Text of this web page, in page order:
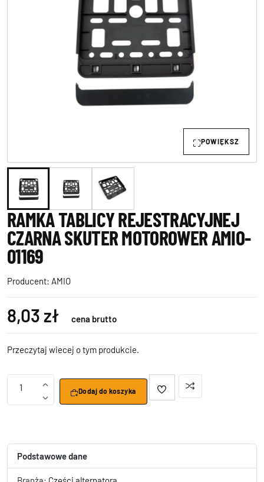
POWIĘKSZ
RAMKA TABLICY REJESTRACYJNEJ
CZARNA SKUTER MOTOROWER AMIO-
01169
Producent: AMIO
8,03 zł cena brutto
Przeczytaj wiecej o tym produkcie.
1 Dodaj do koszyka
Podstawowe dane